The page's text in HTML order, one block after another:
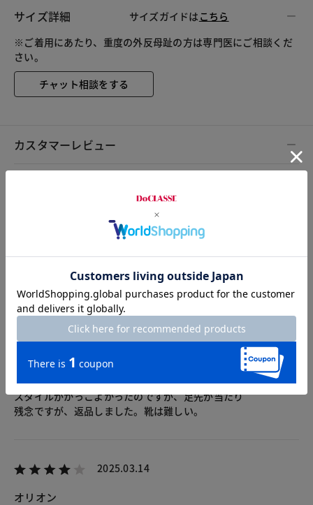
サイズ詳細 サイズガイドは こちら
※ご着用にあたり、重度の外反母趾の方は専門医にご相談くだ
さい。
チャット相談をする
カスタマーレビュー
20レビュー
2025.04.25
アップルパイ
カラー：ブラック
サイズ：24.5cm
24.5 黒
スタイルがかっこよかったのですが、足先が当たり
残念ですが、返品しました。靴は難しい。
2025.03.14
オリオン